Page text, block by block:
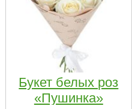
Букет белых роз
«Пушинка»